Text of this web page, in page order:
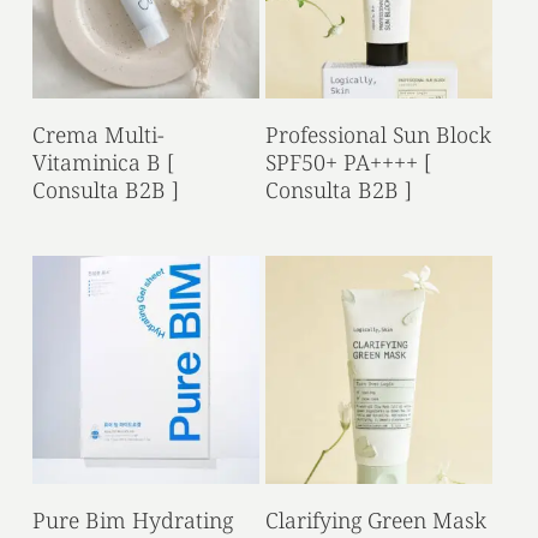
Read More
Crema Multi-
Vitaminica B [
Consulta B2B ]
Read More
Professional Sun Block
SPF50+ PA++++ [
Consulta B2B ]
Read More
Pure Bim Hydrating
Read More
Clarifying Green Mask